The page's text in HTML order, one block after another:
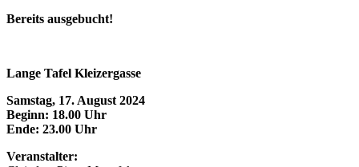
Bereits ausgebucht!
Lange Tafel Kleizergasse
Samstag, 17. August 2024
Beginn: 18.00 Uhr
Ende: 23.00 Uhr
Veranstalter: